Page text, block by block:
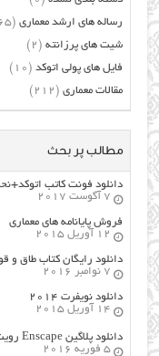
رساله های ارشد معماری (65)
شیت های پرزانته (2)
فایل های پولی اتوکد (10)
مقالات معماری (212)
مطالب پر بحث
دانلود فونت کاتب
7 آگوست 2017
فروش پایانامه های معماری
12 آوریل 2015
دانلود رایگان کتاب طاق
7 نوامبر 2016
دانلود نویفرت ۲۰۱۴
14 آوریل 2015
دانلود پلاگین Enscape رویت
5 فوریه 2016